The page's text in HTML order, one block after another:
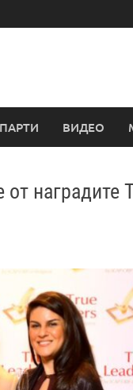
ПАРТИ ВИДЕО
наградите